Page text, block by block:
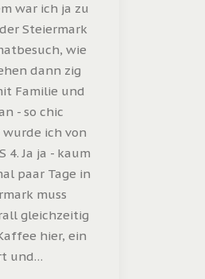
war ich ja zu
Steiermark
wie
dann zig
Familie und
- so chic
ich von
4. Ja ja - kaum
paar Tage in
muss
gleichzeitig
hier, ein
und…